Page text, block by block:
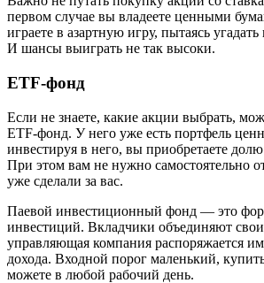
первом случае вы владеете ценными
играете в азартную игру, пытаясь
И шансы выиграть не так высоки.
ETF‑фонд
Если не знаете, какие акции выбрать,
ETF‑фонд. У него уже есть портфель
инвестируя в него, вы приобретаете
При этом вам не нужно самостоятельно
уже сделали за вас.
Паевой инвестиционный фонд — это
инвестиций. Вкладчики объединяют свои
управляющая компания распоряжается
дохода. Входной порог маленький,
можете в любой рабочий день.